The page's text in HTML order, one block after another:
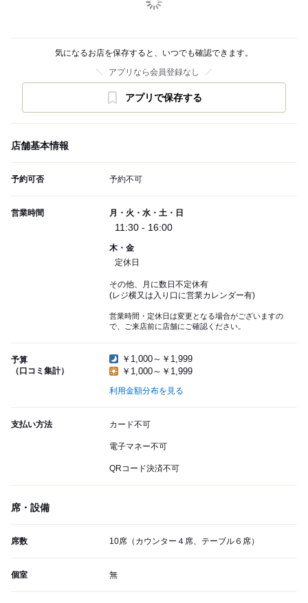
気になるお店を保存すると、いつでも確認できます。
アプリなら会員登録なし
アプリで保存する
店舗基本情報
予約可否 予約不可
営業時間 月・火・水・土・日
11:30 - 16:00
木・金
定休日
その他、月に数日不定休有
(レジ横又は入り口に営業カレンダー有)
営業時間・定休日は変更となる場合がございますの
で、ご来店前に店舗にご確認ください。
予算
（口コミ集計）
￥1,000～￥1,999
￥1,000～￥1,999
利用金額分布を見る
支払い方法 カード不可
電子マネー不可
QRコード決済不可
席・設備
席数 10席（カウンター４席、テーブル６席）
個室 無